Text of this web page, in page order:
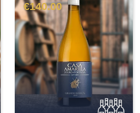
€140.00